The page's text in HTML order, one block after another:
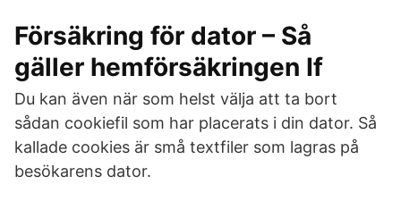
Försäkring för dator – Så
gäller hemförsäkringen If
Du kan även när som helst välja att ta bort
sådan cookiefil som har placerats i din dator. Så
kallade cookies är små textfiler som lagras på
besökarens dator.